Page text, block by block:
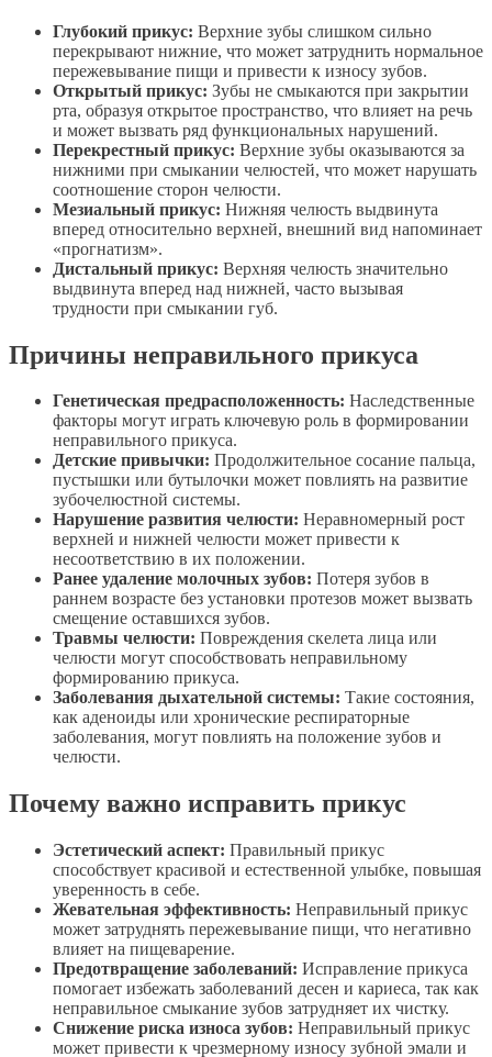
Глубокий прикус: Верхние зубы слишком сильно
перекрывают нижние, что может затруднить нормальное
пережевывание пищи и привести к износу зубов.
Открытый прикус: Зубы не смыкаются при закрытии
рта, образуя открытое пространство, что влияет на речь
и может вызвать ряд функциональных нарушений.
Перекрестный прикус: Верхние зубы оказываются за
нижними при смыкании челюстей, что может нарушать
соотношение сторон челюсти.
Мезиальный прикус: Нижняя челюсть выдвинута
вперед относительно верхней, внешний вид напоминает
«прогнатизм».
Дистальный прикус: Верхняя челюсть значительно
выдвинута вперед над нижней, часто вызывая
трудности при смыкании губ.
Причины неправильного прикуса
Генетическая предрасположенность: Наследственные
факторы могут играть ключевую роль в формировании
неправильного прикуса.
Детские привычки: Продолжительное сосание пальца,
пустышки или бутылочки может повлиять на развитие
зубочелюстной системы.
Нарушение развития челюсти: Неравномерный рост
верхней и нижней челюсти может привести к
несоответствию в их положении.
Ранее удаление молочных зубов: Потеря зубов в
раннем возрасте без установки протезов может вызвать
смещение оставшихся зубов.
Травмы челюсти: Повреждения скелета лица или
челюсти могут способствовать неправильному
формированию прикуса.
Заболевания дыхательной системы: Такие состояния,
как аденоиды или хронические респираторные
заболевания, могут повлиять на положение зубов и
челюсти.
Почему важно исправить прикус
Эстетический аспект: Правильный прикус
способствует красивой и естественной улыбке, повышая
уверенность в себе.
Жевательная эффективность: Неправильный прикус
может затруднять пережевывание пищи, что негативно
влияет на пищеварение.
Предотвращение заболеваний: Исправление прикуса
помогает избежать заболеваний десен и кариеса, так как
неправильное смыкание зубов затрудняет их чистку.
Снижение риска износа зубов: Неправильный прикус
может привести к чрезмерному износу зубной эмали и